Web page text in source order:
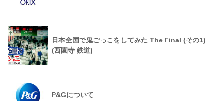
日本全国で鬼ごっこをしてみた The Final (その1)
(西園寺 鉄道)
P&Gについて